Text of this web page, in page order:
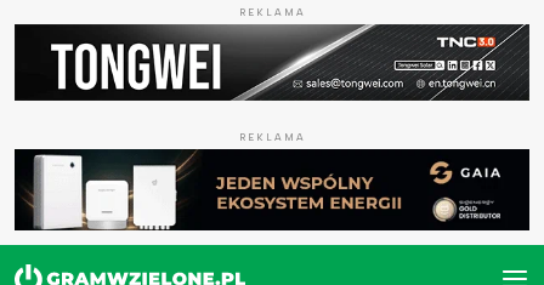
REKLAMA
REKLAMA